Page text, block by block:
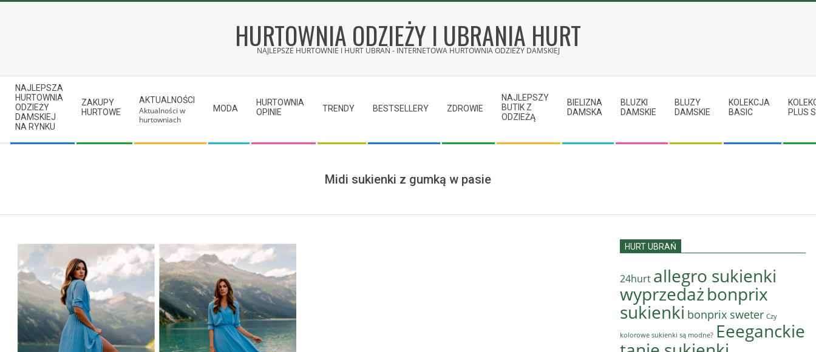
HURTOWNIA ODZIEŻY I UBRANIA HURT
NAJLEPSZE HURTOWNIE I HURT UBRAŃ - INTERNETOWA HURTOWNIA ODZIEŻY DAMSKIEJ
Secondary
Navigation
Menu
NAJLEPSZA
HURTOWNIA
ODZIEŻY
DAMSKIEJ
NA RYNKU
ZAKUPY
HURTOWE
AKTUALNOŚCI
Aktualności w
hurtowniach
MODA
HURTOWNIA
OPINIE
TRENDY BESTSELLERY ZDROWIE
NAJLEPSZY
BUTIK Z
ODZIEŻĄ
BIELIZNA
DAMSKA
BLUZKI
DAMSKIE
BLUZY
DAMSKIE
KOLEKCJA
BASIC
PLUS
Midi sukienki z gumką w pasie
HURT UBRAŃ
24hurt allegro sukienki
wyprzedażbonprix
sukienki bonprix sweter Czy
kolorowe sukienki są modne? Eeeganckie